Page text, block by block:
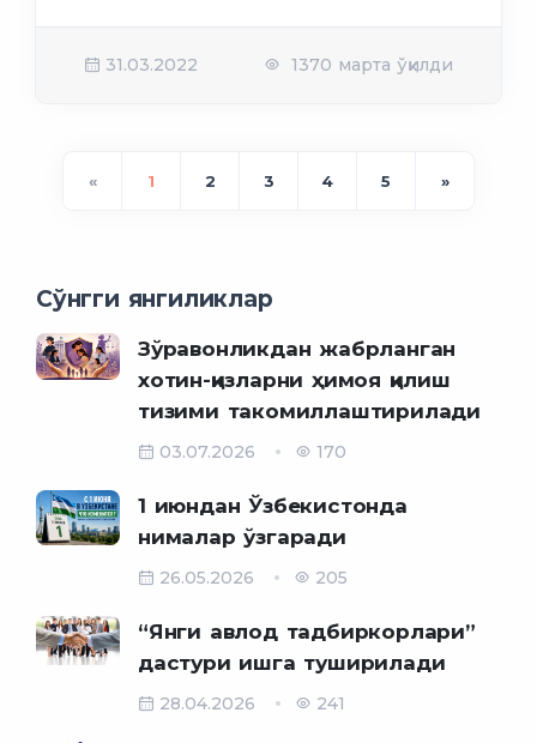
31.03.2022 1370 марта ўқилди
« 1 2 3 4 5 »
Сўнгги янгиликлар
Зўравонликдан жабрланган
хотин-қизларни ҳимоя қилиш
тизими такомиллаштирилади
03.07.2026 170
1 июндан Ўзбекистонда
нималар ўзгаради
26.05.2026 205
“Янги авлод тадбиркорлари”
дастури ишга туширилади
28.04.2026 241